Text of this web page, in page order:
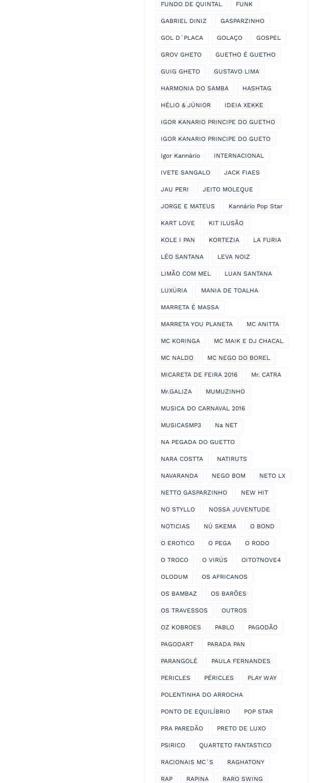
FUNDO DE QUINTAL FUNK
GABRIEL DINIZ GASPARZINHO
GOL D´PLACA GOLAÇO GOSPEL
GROV GHETO GUETHO É GUETHO
GUIG GHETO GUSTAVO LIMA
HARMONIA DO SAMBA HASHTAG
HÉLIO & JÚNIOR IDEIA XEKKE
IGOR KANARIO PRINCIPE DO GUETHO
IGOR KANARIO PRINCIPE DO GUETO
Igor Kannário INTERNACIONAL
IVETE SANGALO JACK FIAES
JAU PERI JEITO MOLEQUE
JORGE E MATEUS Kannário Pop Star
KART LOVE KIT ILUSÃO
KOLE I PAN KORTEZIA LA FURIA
LÉO SANTANA LEVA NOIZ
LIMÃO COM MEL LUAN SANTANA
LUXÚRIA MANIA DE TOALHA
MARRETA É MASSA
MARRETA YOU PLANETA MC ANITTA
MC KORINGA MC MAIK E DJ CHACAL
MC NALDO MC NEGO DO BOREL
MICARETA DE FEIRA 2016 Mr. CATRA
Mr.GALIZA MUMUZINHO
MUSICA DO CARNAVAL 2016
MUSICASMP3 Na NET
NA PEGADA DO GUETTO
NARA COSTTA NATIRUTS
NAVARANDA NEGO BOM NETO LX
NETTO GASPARZINHO NEW HIT
NO STYLLO NOSSA JUVENTUDE
NOTICIAS NÚ SKEMA O BOND
O EROTICO O PEGA O RODO
O TROCO O VIRÚS OITO7NOVE4
OLODUM OS AFRICANOS
OS BAMBAZ OS BARÕES
OS TRAVESSOS OUTROS
OZ KOBROES PABLO PAGODÃO
PAGODART PARADA PAN
PARANGOLÉ PAULA FERNANDES
PERICLES PÉRICLES PLAY WAY
POLENTINHA DO ARROCHA
PONTO DE EQUILÍBRIO POP STAR
PRA PAREDÃO PRETO DE LUXO
PSIRICO QUARTETO FANTASTICO
RACIONAIS MC´S RAGHATONY
RAP RAPINA RARO SWING